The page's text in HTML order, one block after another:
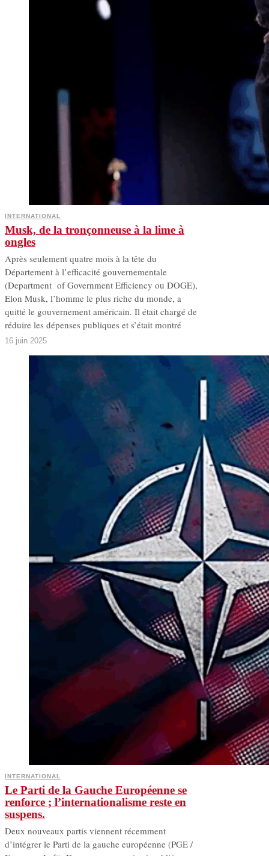
INTERNATIONAL
Musk, de la tronçonneuse à la lime à
ongles
Après seulement quatre mois à la tête du
Département à l’efficacité gouvernementale
(Department of Government Efficiency ou DOGE),
Elon Musk, l’homme le plus riche du monde, a
quitté le gouvernement américain. Il était chargé de
réduire les dépenses publiques et s’était montré
16 juin 2025
INTERNATIONAL
Le Parti de la Gauche Européenne se
renforce ; l’internationalisme reste en
suspens.
Deux nouveaux partis viennent récemment
d’intégrer le Parti de la gauche européenne (PGE /